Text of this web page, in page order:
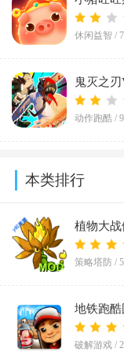
休闲益智 /
鬼灭之
动作跑酷 /
本类排行
植物大
策略塔防 /
地铁跑酷
破解游戏 /